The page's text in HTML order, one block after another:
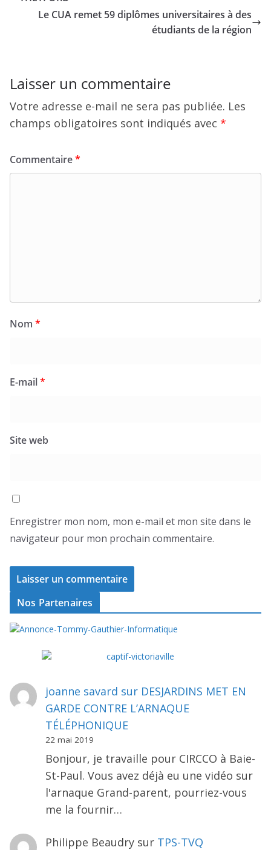
Le CUA remet 59 diplômes universitaires à des
étudiants de la région
Laisser un commentaire
Votre adresse e-mail ne sera pas publiée. Les
champs obligatoires sont indiqués avec *
Commentaire*
Nom *
E-mail*
Site web
Enregistrer mon nom, mon e-mail et mon site dans le
navigateur pour mon prochain commentaire.
Nos Partenaires
joanne savard sur DESJARDINS MET EN
GARDE CONTRE L’ARNAQUE
TÉLÉPHONIQUE
22 mai 2019
Bonjour, je travaille pour CIRCCO à Baie-
St-Paul. Vous avez déjà eu une vidéo sur
l'arnaque Grand-parent, pourriez-vous
me la fournir…
Philippe Beaudrysur TPS-TVQ